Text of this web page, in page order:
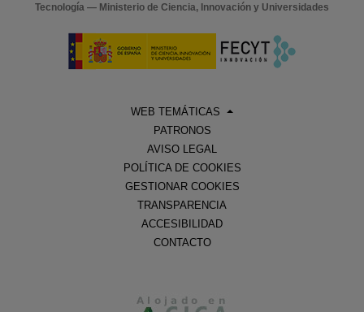
Tecnología — Ministerio de Ciencia, Innovación y Universidades
WEB TEMÁTICAS
PATRONOS
AVISO LEGAL
POLÍTICA DE COOKIES
GESTIONAR COOKIES
TRANSPARENCIA
ACCESIBILIDAD
CONTACTO